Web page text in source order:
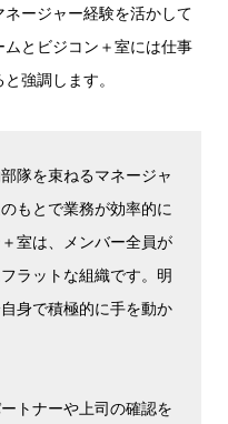
ージャー経験を活かして
とビジコン＋室には仕事
強調します。
隊を束ねるマネージャ
もとで業務が効率的に
室は、メンバー全員が
ラットな組織です。明
身で積極的に手を動か
トナーや上司の確認を